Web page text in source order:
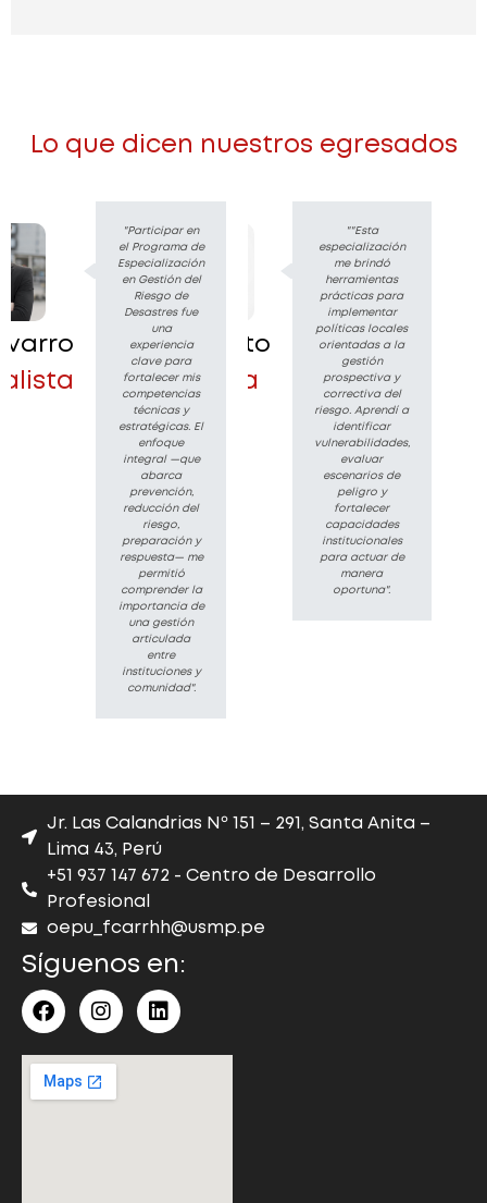
Lo que dicen nuestros egresados
"Participar en
el Programa de
Especialización
en Gestión del
Riesgo de
Desastres fue
una
experiencia
clave para
fortalecer mis
competencias
técnicas y
estratégicas. El
enfoque
integral —que
abarca
prevención,
reducción del
riesgo,
preparación y
respuesta— me
permitió
comprender la
importancia de
una gestión
articulada
entre
instituciones y
comunidad".
""Esta
especialización
me brindó
herramientas
prácticas para
implementar
políticas locales
orientadas a la
gestión
prospectiva y
correctiva del
riesgo. Aprendí a
identificar
vulnerabilidades,
evaluar
escenarios de
peligro y
fortalecer
capacidades
institucionales
para actuar de
manera
oportuna".
Karla Soto
Analista
Jr. Las Calandrias Nº 151 – 291, Santa Anita –
Lima 43, Perú
+51 937 147 672 - Centro de Desarrollo
Profesional
oepu_fcarrhh@usmp.pe
Síguenos en: